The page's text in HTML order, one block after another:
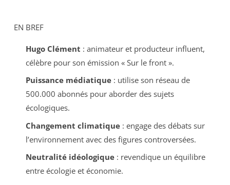
EN BREF
Hugo Clément : animateur et producteur influent,
célèbre pour son émission « Sur le front ».
Puissance médiatique: utilise son réseau de
500.000 abonnés pour aborder des sujets
écologiques.
Changement climatique: engage des débats sur
l’environnement avec des figures controversées.
Neutralité idéologique: revendique un équilibre
entre écologie et économie.